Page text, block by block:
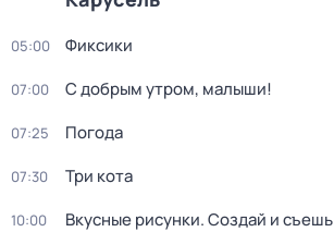
05:00 Фиксики
07:00 С добрым утром, малыши!
07:25 Погода
07:30 Три кота
10:00 Вкусные рисунки. Создай и съешь